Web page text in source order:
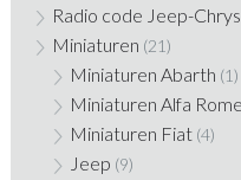
Radio code Jeep-
Miniaturen (21)
Miniaturen Abarth (1)
Miniaturen Alfa
Miniaturen Fiat (4)
Jeep (9)